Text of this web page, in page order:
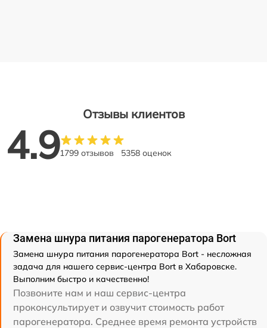
Отзывы клиентов
4.91799 отзывов 5358 оценок
Замена шнура питания парогенератора Bort
Замена шнура питания парогенератора Bort - несложная
задача для нашего сервис-центра Bort в Хабаровске.
Выполним быстро и качественно!
Позвоните нам и наш сервис-центра
проконсультирует и озвучит стоимость работ
парогенератора. Среднее время ремонта устройств